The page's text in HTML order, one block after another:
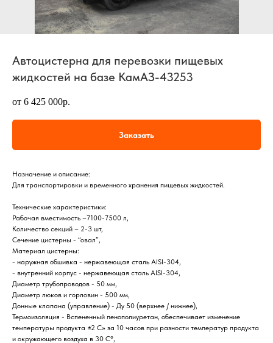
Автоцистерна для перевозки пищевых
жидкостей на базе КамАЗ-43253
от 6 425 000р.
Заказать
Назначение и описание:
Для транспортировки и временного хранения пищевых жидкостей.
Технические характеристики:
Рабочая вместимость –7100-7500 л,
Количество секций – 2-3 шт,
Сечение цистерны - “овал”,
Материал цистерны:
- наружная обшивка - нержавеющая сталь AISI-304,
- внутренний корпус - нержавеющая сталь AISI-304,
Диаметр трубопроводов - 50 мм,
Диаметр люков и горловин - 500 мм,
Донные клапана (управление) - Ду 50 (верхнее / нижнее),
Термоизоляция - Вспененный пенополиуретан, обеспечивает изменение
температуры продукта ±2 С» за 10 часов при разности температур продукта
и окружающего воздуха в 30 С°,